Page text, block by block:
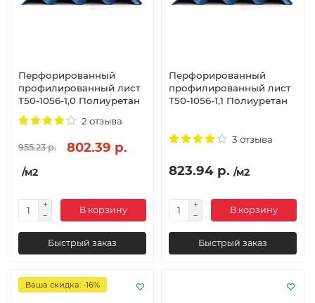
Перфорированный
профилированный лист
Т50-1056-1,0 Полиуретан
2 отзыва
955.23 р. 802.39 р.
/м2
В корзину
Быстрый заказ
Перфорированный
профилированный лист
Т50-1056-1,1 Полиуретан
3 отзыва
823.94 р. /м2
В корзину
Быстрый заказ
Ваша скидка: -16%